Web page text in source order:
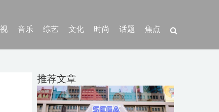
音乐 综艺 文化 时尚 话题 焦点
推荐文章